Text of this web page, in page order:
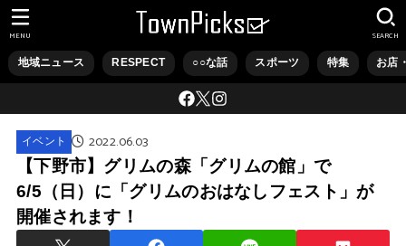
地域ニュース RESPECT ○○な話 スポーツ 特集 お店
SEARCH
MENU
イベント 2022.06.03
【下野市】グリムの森「グリムの館」で
6/5（日）に「グリムのおはなしフェスト」が
開催されます！